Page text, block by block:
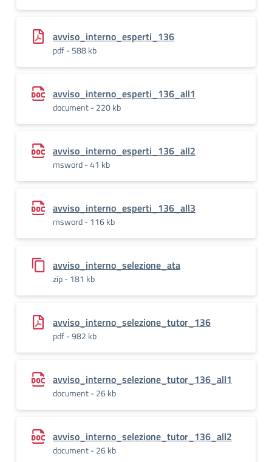
avviso_interno_esperti_136
pdf - 588 kb
avviso_interno_esperti_136_all1
document - 220 kb
avviso_interno_esperti_136_all2
msword - 41 kb
avviso_interno_esperti_136_all3
msword - 116 kb
avviso_interno_selezione_ata
zip - 181 kb
avviso_interno_selezione_tutor_136
pdf - 982 kb
avviso_interno_selezione_tutor_136_all1
document - 26 kb
avviso_interno_selezione_tutor_136_all2
document - 26 kb